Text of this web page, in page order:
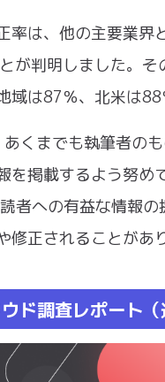
率は、他の主要業
が判明しました。
は87％、北米は88
くまでも執筆者の
掲載するよう努め
者への有益な情報
正されることがあ
ド調査レポート